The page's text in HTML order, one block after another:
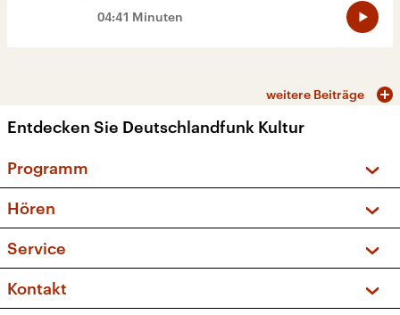
04:41 Minuten
weitere Beiträge
Entdecken Sie Deutschlandfunk Kultur
Programm
Sendungen und Podcasts
Musikliste
Kakadu – Das Kinderprogramm
Hören
Frequenzen (UKW + DAB+)
Service
FAQ
Apps
Kontakt